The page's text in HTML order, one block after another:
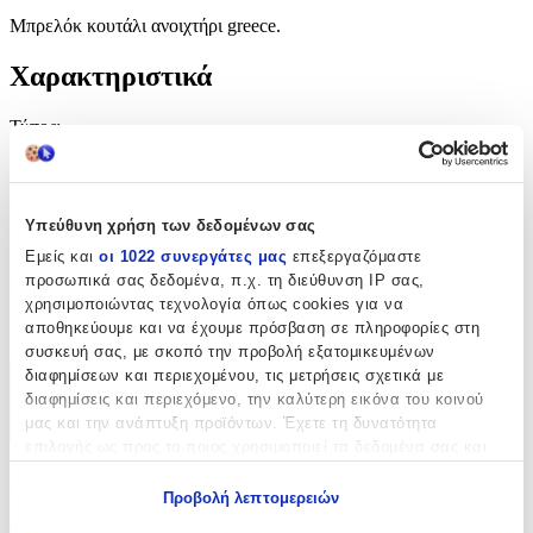
Υπεύθυνη χρήση των δεδομένων σας
Εμείς και οι 1022 συνεργάτες μας επεξεργαζόμαστε
προσωπικά σας δεδομένα, π.χ. τη διεύθυνση IP σας,
χρησιμοποιώντας τεχνολογία όπως cookies για να
αποθηκεύουμε και να έχουμε πρόσβαση σε πληροφορίες στη
συσκευή σας, με σκοπό την προβολή εξατομικευμένων
διαφημίσεων και περιεχομένου, τις μετρήσεις σχετικά με
διαφημίσεις και περιεχόμενο, την καλύτερη εικόνα του κοινού
μας και την ανάπτυξη προϊόντων. Έχετε τη δυνατότητα
Προβολή λεπτομερειών
Μπρελόκ κουτάλι ανοιχτήρι greece.
Χαρακτηριστικά
Τύπος:
Μεταλλικό
Κατασκευαστής:
OEM
Χαρακτηριστικά
+